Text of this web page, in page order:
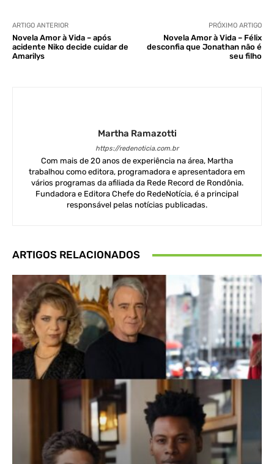
ARTIGO ANTERIOR
Novela Amor à Vida – após
acidente Niko decide cuidar de
Amarilys
PRÓXIMO ARTIGO
Novela Amor à Vida – Félix
desconfia que Jonathan não é
seu filho
Martha Ramazotti
https://redenoticia.com.br
Com mais de 20 anos de experiência na área, Martha
trabalhou como editora, programadora e apresentadora em
vários programas da afiliada da Rede Record de Rondônia.
Fundadora e Editora Chefe do RedeNotícia, é a principal
responsável pelas notícias publicadas.
ARTIGOS RELACIONADOS